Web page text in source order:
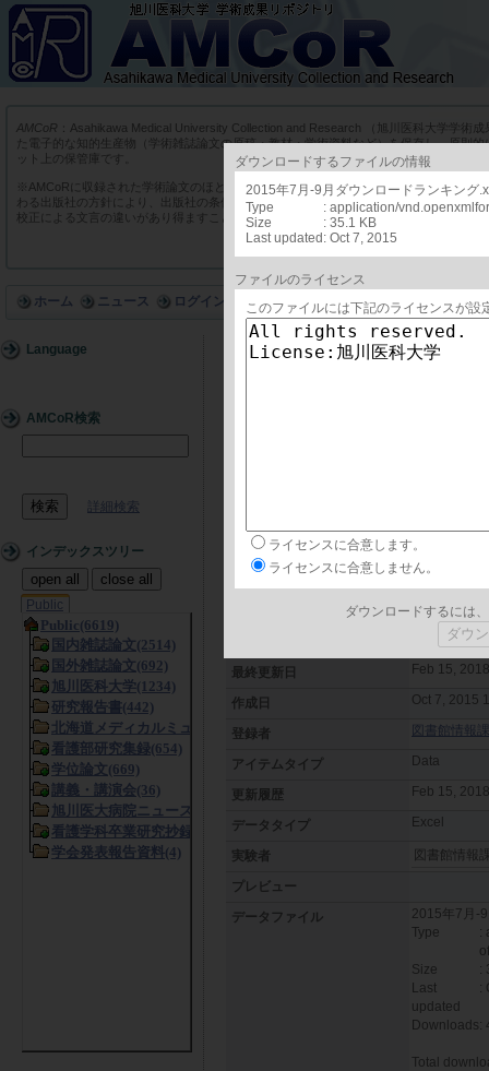
AMCoR ：Asahikawa Medical University Collection and Research （旭川医科大学学術
た電子的な知的生産物（学術雑誌論文の原稿・教材・学術資料など）を保存し、原則
ット上の保管庫です。
※AMCoRに収録された学術論文のほとんどは、商業出版社や学会出版社の学術雑誌に
わる出版社の方針により、出版社の条件に添った版を収録しています。そのため実際
校正による文言の違いがあり得ますことをあらかじめご了承ください。
ホーム ニュース ログイン
Language
AMCoR検索
詳細検索
インデックスツリー
open all close all
Public
タイトル 2015年7月-
Oct 7, 2015
最終更新日 Feb 15,
作成日 Oct 7, 2015
登録者 図書館情報
アイテムタイプ Data
更新履歴 Feb 15,
データタイプ Excel
実験者 図書館情報
プレビュー
データファイル
2015年7月-
Type
:
Size
:
Last
updated
:
Downloads :
Total
ダウンロードするファイルの情報
2015年7月-9月ダウンロードランキング
Type
: application/
Size
: 35.1 KB
Last updated: Oct 7, 2015
ファイルのライセンス
このファイルには下記のライセンスが設
ライセンスに合意します。
ライセンスに合意しません。
ダウンロードするには